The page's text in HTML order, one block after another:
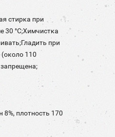
стирка при
30 °C;Химчистка
при
(около 110
8%, плотность 170